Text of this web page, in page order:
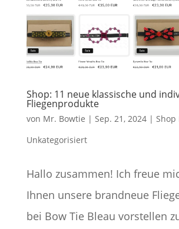
Shop: 11 neue klassische und
Fliegenprodukte
von Mr. Bowtie | Sep. 21, 2024|
Unkategorisiert
Hallo zusammen! Ich freue
Ihnen unsere brandneue
bei Bow Tie Bleau vorstellen